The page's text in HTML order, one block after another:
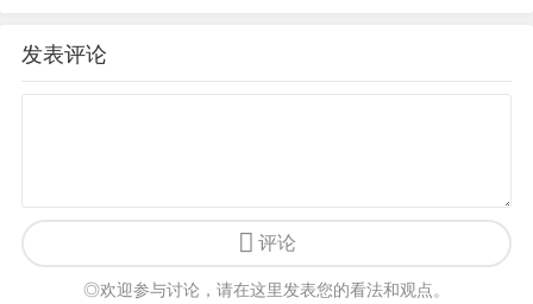
发表评论
评论
◎欢迎参与讨论，请在这里发表您的看法和观点。